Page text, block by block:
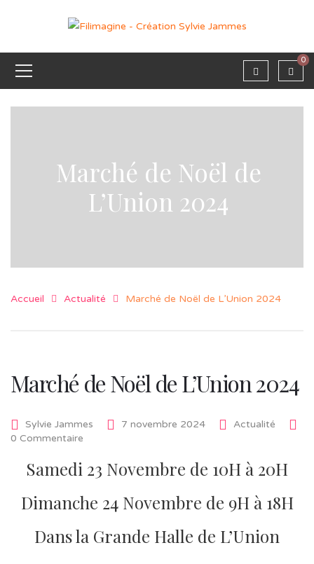
0
Marché de Noël de
L’Union 2024
Accueil Actualité Marché de Noël de L’Union 2024
Marché de Noël de L’Union 2024
Sylvie Jammes 7 novembre 2024
Actualité
0 Commentaire
Samedi 23 Novembre de 10H à 20H
Dimanche 24 Novembre de 9H à 18H
Dans la Grande Halle de L’Union